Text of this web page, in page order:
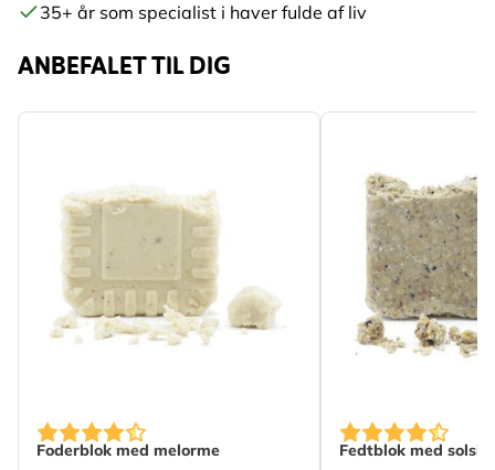
35+ år som specialist i haver fulde af liv
ANBEFALET TIL DIG
Foderblok med melorme Fedtblok med